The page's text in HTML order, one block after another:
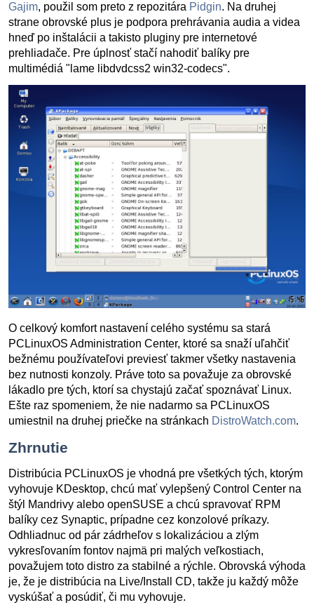
Gajim, použil som preto z repozitára Pidgin. Na druhej
strane obrovské plus je podpora prehrávania audia a videa
hneď po inštalácii a takisto pluginy pre internetové
prehliadače. Pre úplnosť stačí nahodiť balíky pre
multimédiá "lame libdvdcss2 win32-codecs".
O celkový komfort nastavení celého systému sa stará
PCLinuxOS Administration Center, ktoré sa snaží uľahčiť
bežnému používateľovi previesť takmer všetky nastavenia
bez nutnosti konzoly. Práve toto sa považuje za obrovské
lákadlo pre tých, ktorí sa chystajú začať spoznávať Linux.
Ešte raz spomeniem, že nie nadarmo sa PCLinuxOS
umiestnil na druhej priečke na stránkach DistroWatch.com.
Zhrnutie
Distribúcia PCLinuxOS je vhodná pre všetkých tých, ktorým
vyhovuje KDesktop, chcú mať vylepšený Control Center na
štýl Mandrivy alebo openSUSE a chcú spravovať RPM
balíky cez Synaptic, prípadne cez konzolové príkazy.
Odhliadnuc od pár zádrheľov s lokalizáciou a zlým
vykresľovaním fontov najmä pri malých veľkostiach,
považujem toto distro za stabilné a rýchle. Obrovská výhoda
je, že je distribúcia na Live/Install CD, takže ju každý môže
vyskúšať a posúdiť, či mu vyhovuje.